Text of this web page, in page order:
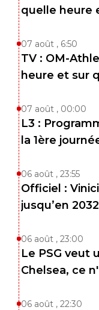
quelle heure
07 août , 6:50
TV : OM-
heure et sur
07 août , 00:00
L3 :
la 1ère
06 août , 23:55
Officiel :
jusqu’en 2032
06 août , 23:00
Le PSG veut
Chelsea, ce
06 août , 22:30